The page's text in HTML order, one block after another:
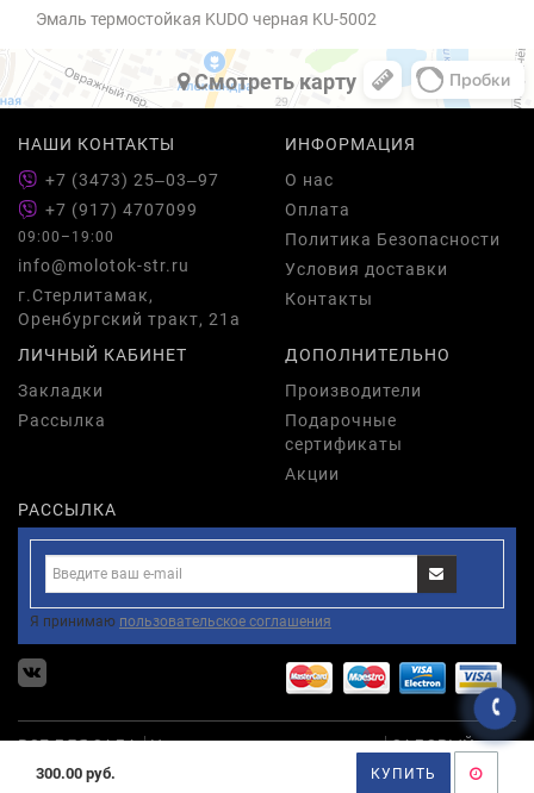
300.00 руб. КУПИТЬ
Эмаль термостойкая KUDO черная KU-5002
Cмотреть карту
НАШИ КОНТАКТЫ
+7 (3473) 25‒03‒97
+7 (917) 4707099
09:00–19:00
info@molotok-str.ru
г.Стерлитамак,
Оренбургский тракт, 21а
ИНФОРМАЦИЯ
О нас
Оплата
Политика Безопасности
Условия доставки
Контакты
ЛИЧНЫЙ КАБИНЕТ
Закладки
Рассылка
ДОПОЛНИТЕЛЬНО
Производители
Подарочные
сертификаты
Акции
РАССЫЛКА
Я принимаю пользовательское соглашения
ВСЕ ДЛЯ САДА Насадки дрели,мшу,наждаки
САДОВЫЙ
РУЧНОЙ ИНСТРУМЕНТ